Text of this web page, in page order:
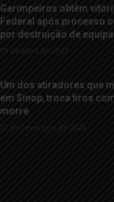
Garimpeiros obtêm
Federal após processo
por destruição de
19 de abril de 2023
Um dos atiradores que
em Sinop, troca tiros
morre
22 de fevereiro de 2023